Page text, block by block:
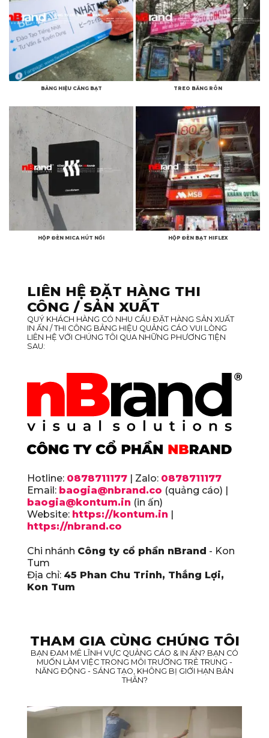
BẢNG HIỆU CĂNG BẠT TREO BĂNG RÔN
HỘP ĐÈN MICA HÚT NỔI HỘP ĐÈN BẠT HIFLEX
LIÊN HỆ ĐẶT HÀNG THI
CÔNG / SẢN XUẤT
QUÝ KHÁCH HÀNG CÓ NHU CẦU ĐẶT HÀNG SẢN XUẤT
IN ẤN / THI CÔNG BẢNG HIỆU QUẢNG CÁO VUI LÒNG
LIÊN HỆ VỚI CHÚNG TÔI QUA NHỮNG PHƯƠNG TIỆN
SAU:
Hotline: 0878711177 | Zalo: 0878711177
Email: baogia@nbrand.co (quảng cáo) |
baogia@kontum.in (in ấn)
Website: https://kontum.in
https://nbrand.co
Chi nhánh Công ty cổ phần nBrand - Kon
Tum
Địa chỉ: 45 Phan Chu Trinh, Thắng Lợi,
Kon Tum
THAM GIA CÙNG CHÚNG TÔI
BẠN ĐAM MÊ LĨNH VỰC QUẢNG CÁO & IN ẤN? BẠN CÓ
MUỐN LÀM VIỆC TRONG MÔI TRƯỜNG TRẺ TRUNG -
NĂNG ĐỘNG - SÁNG TẠO, KHÔNG BỊ GIỚI HẠN BẢN
THÂN?